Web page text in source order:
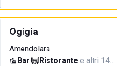
Ogigia
Amendolara
Bar· Ristorante·e altri 14…